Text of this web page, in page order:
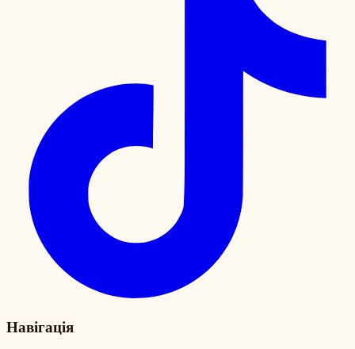
Навігація